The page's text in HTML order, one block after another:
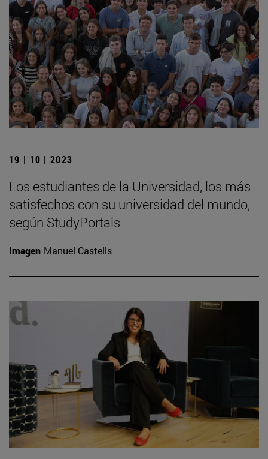
19 | 10 | 2023
Los estudiantes de la Universidad, los más
satisfechos con su universidad del mundo,
según StudyPortals
Imagen Manuel Castells